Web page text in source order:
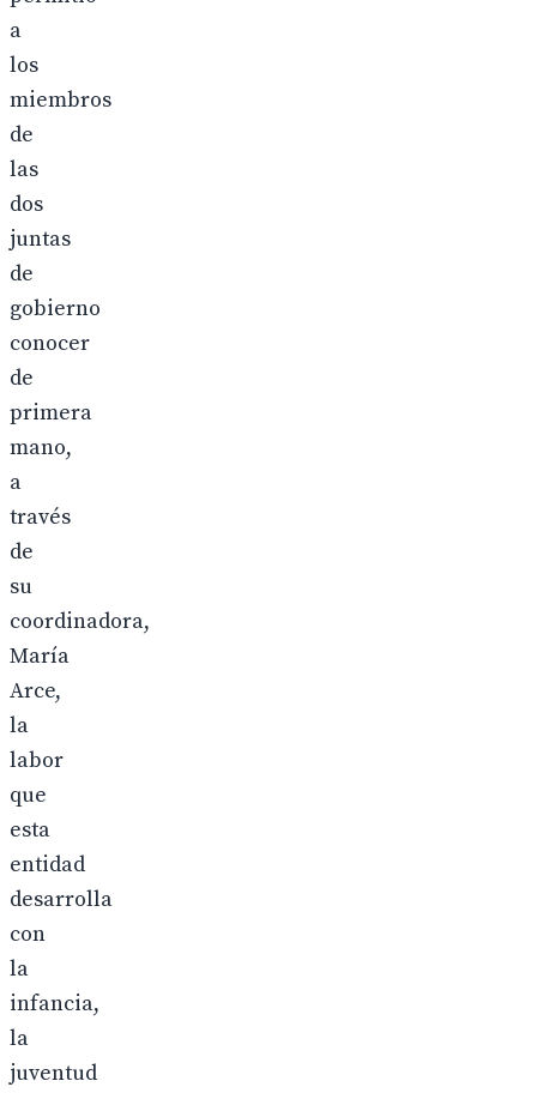
a
los
miembros
de
las
dos
juntas
de
gobierno
conocer
de
primera
mano,
a
través
de
su
coordinadora,
María
Arce,
la
labor
que
esta
entidad
desarrolla
con
la
infancia,
la
juventud